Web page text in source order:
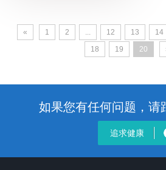
« 1 2 12 13 14
18
19 20
如果您有任何问题，请
追求健康